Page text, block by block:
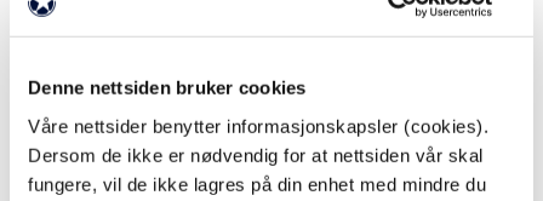
Denne nettsiden bruker cookies
Våre nettsider benytter informasjonskapsler (cookies).
Dersom de ikke er nødvendig for at nettsiden vår skal
fungere, vil de ikke lagres på din enhet med mindre du
herrene Tom Dent og den nylig hjemvendte helten
straffesparket som Ryan Lee Nelson ekspederte i
stort glis. Hovedtrener Dent sa følgende om
kampen: